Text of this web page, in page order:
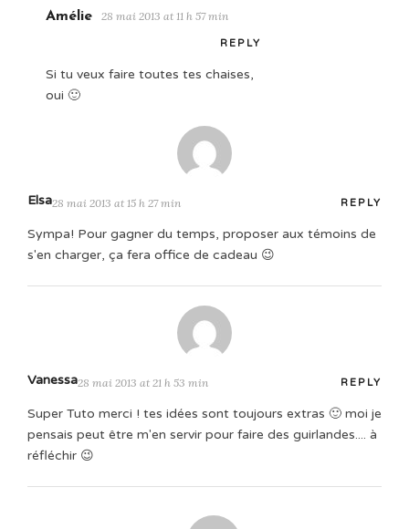
Amélie 28 mai 2013 at 11 h 57 min
REPLY
Si tu veux faire toutes tes chaises,
oui 🙂
Elsa28 mai 2013 at 15 h 27 min REPLY
Sympa! Pour gagner du temps, proposer aux témoins de
s'en charger, ça fera office de cadeau 😉
Vanessa28 mai 2013 at 21 h 53 min REPLY
Super Tuto merci ! tes idées sont toujours extras 🙂 moi je
pensais peut être m'en servir pour faire des guirlandes.... à
réfléchir 😉